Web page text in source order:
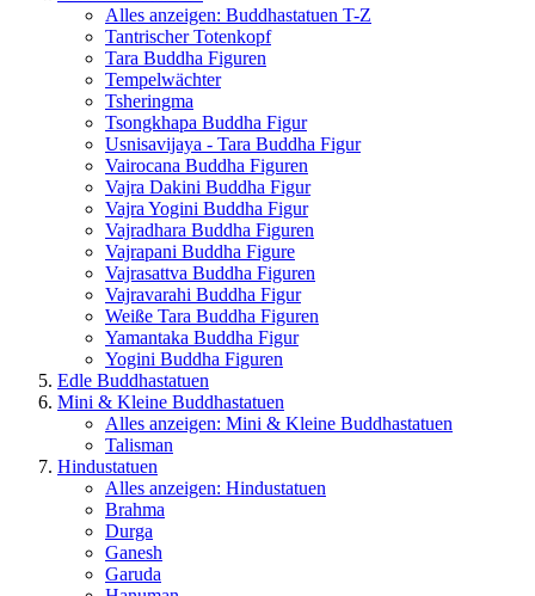
Alles anzeigen: Buddhastatuen T-Z
Tantrischer Totenkopf
Tara Buddha Figuren
Tempelwächter
Tsheringma
Tsongkhapa Buddha Figur
Usnisavijaya - Tara Buddha Figur
Vairocana Buddha Figuren
Vajra Dakini Buddha Figur
Vajra Yogini Buddha Figur
Vajradhara Buddha Figuren
Vajrapani Buddha Figure
Vajrasattva Buddha Figuren
Vajravarahi Buddha Figur
Weiße Tara Buddha Figuren
Yamantaka Buddha Figur
Yogini Buddha Figuren
Edle Buddhastatuen
Mini & Kleine Buddhastatuen
Alles anzeigen: Mini & Kleine Buddhastatuen
Talisman
Hindustatuen
Alles anzeigen: Hindustatuen
Brahma
Durga
Ganesh
Garuda